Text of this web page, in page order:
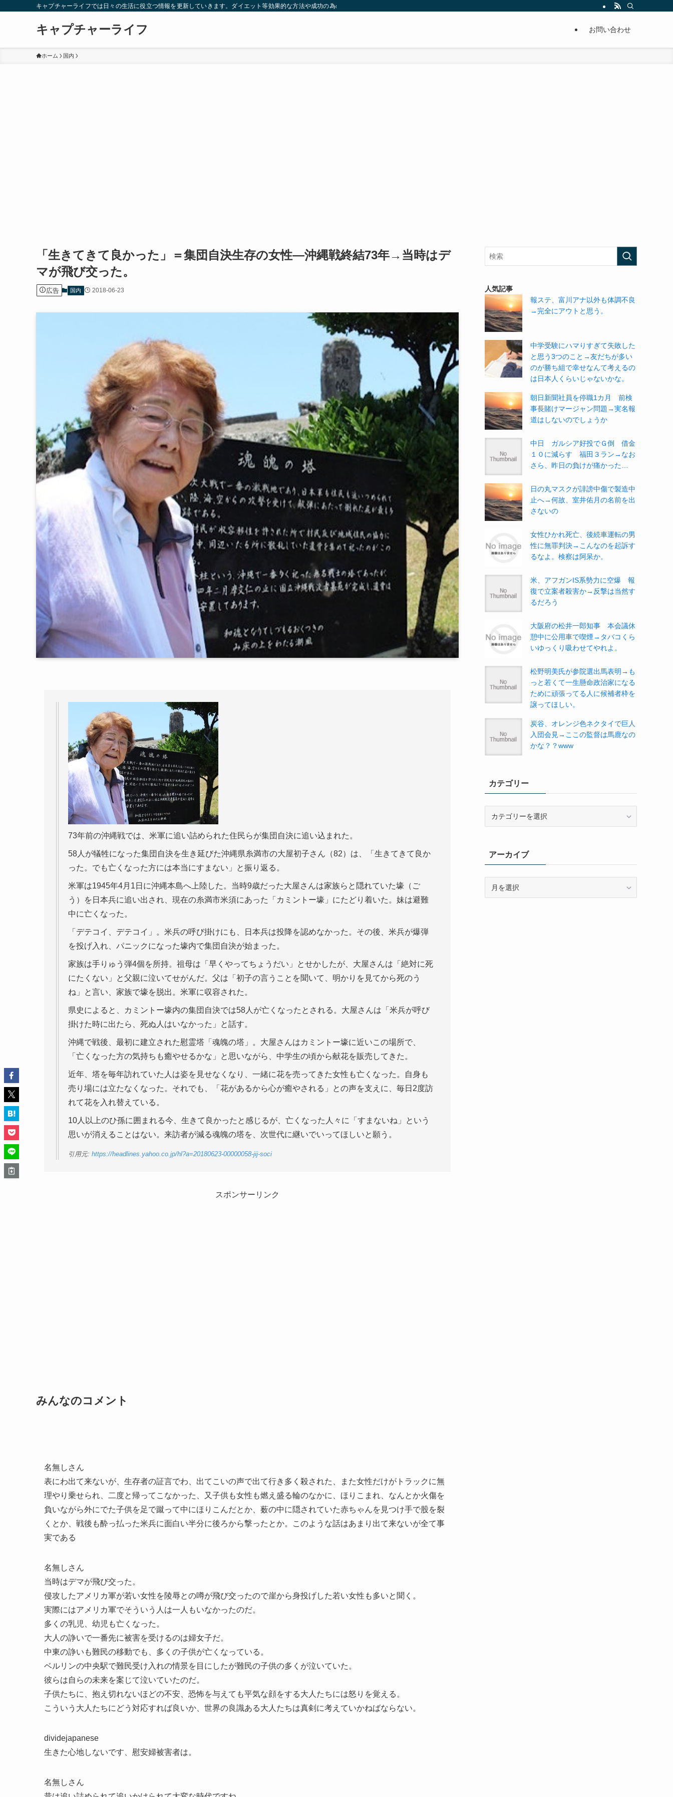
キャプチャーライフでは日々の生活に役立つ情報を更新していきます。ダイエット等効果的な方法や成功の為の秘訣等。太ったり悩んでいる方々が簡単に痩せることが出来るように分かりやすくまとめています。
キャプチャーライフ お問い合わせ
ホーム 国内
「生きてきて良かった」＝集団自決生存の女性―沖縄戦終結73年→当時はデ
マが飛び交った。
広告 国内 2018-06-23
73年前の沖縄戦では、米軍に追い詰められた住民らが集団自決に追い込まれた。
58人が犠牲になった集団自決を生き延びた沖縄県糸満市の大屋初子さん（82）は、「生きてきて良か
った。でも亡くなった方には本当にすまない」と振り返る。
米軍は1945年4月1日に沖縄本島へ上陸した。当時9歳だった大屋さんは家族らと隠れていた壕（ご
う）を日本兵に追い出され、現在の糸満市米須にあった「カミントー壕」にたどり着いた。妹は避難
中に亡くなった。
「デテコイ、デテコイ」。米兵の呼び掛けにも、日本兵は投降を認めなかった。その後、米兵が爆弾
を投げ入れ、パニックになった壕内で集団自決が始まった。
家族は手りゅう弾4個を所持。祖母は「早くやってちょうだい」とせかしたが、大屋さんは「絶対に死
にたくない」と父親に泣いてせがんだ。父は「初子の言うことを聞いて、明かりを見てから死のう
ね」と言い、家族で壕を脱出。米軍に収容された。
県史によると、カミントー壕内の集団自決では58人が亡くなったとされる。大屋さんは「米兵が呼び
掛けた時に出たら、死ぬ人はいなかった」と話す。
沖縄で戦後、最初に建立された慰霊塔「魂魄の塔」。大屋さんはカミントー壕に近いこの場所で、
「亡くなった方の気持ちも癒やせるかな」と思いながら、中学生の頃から献花を販売してきた。
近年、塔を毎年訪れていた人は姿を見せなくなり、一緒に花を売ってきた女性も亡くなった。自身も
売り場には立たなくなった。それでも、「花があるから心が癒やされる」との声を支えに、毎日2度訪
れて花を入れ替えている。
10人以上のひ孫に囲まれる今、生きて良かったと感じるが、亡くなった人々に「すまないね」という
思いが消えることはない。来訪者が減る魂魄の塔を、次世代に継いでいってほしいと願う。
引用元: https://headlines.yahoo.co.jp/hl?a=20180623-00000058-jij-soci
スポンサーリンク
みんなのコメント
名無しさん
表にわ出て来ないが、生存者の証言でわ、出てこいの声で出て行き多く殺された、また女性だけがトラックに無
理やり乗せられ、二度と帰ってこなかった、又子供も女性も燃え盛る輪のなかに、ほりこまれ、なんとか火傷を
負いながら外にでた子供を足で蹴って中にほりこんだとか、薮の中に隠されていた赤ちゃんを見つけ手で股を裂
くとか、戦後も酔っ払った米兵に面白い半分に後ろから撃ったとか。このような話はあまり出て来ないが全て事
実である
名無しさん
当時はデマが飛び交った。
侵攻したアメリカ軍が若い女性を陵辱との噂が飛び交ったので崖から身投げした若い女性も多いと聞く。
実際にはアメリカ軍でそういう人は一人もいなかったのだ。
多くの乳児、幼児も亡くなった。
大人の諍いで一番先に被害を受けるのは婦女子だ。
中東の諍いも難民の移動でも、多くの子供が亡くなっている。
ベルリンの中央駅で難民受け入れの情景を目にしたが難民の子供の多くが泣いていた。
彼らは自らの未来を案じて泣いていたのだ。
子供たちに、抱え切れないほどの不安、恐怖を与えても平気な顔をする大人たちには怒りを覚える。
こういう大人たちにどう対応すれば良いか、世界の良識ある大人たちは真剣に考えていかねばならない。
dividejapanese
生きた心地しないです、慰安婦被害者は。
名無しさん
人気記事
報ステ、富川アナ以外も体調不良
→完全にアウトと思う。
中学受験にハマりすぎて失敗した
と思う3つのこと→友だちが多い
のが勝ち組で幸せなんて考えるの
は日本人くらいじゃないかな。
朝日新聞社員を停職1カ月 前検
事長賭けマージャン問題→実名報
道はしないのでしょうか
中日 ガルシア好投でＧ倒 借金
１０に減らす 福田３ラン→なお
さら、昨日の負けが痛かった…
日の丸マスクが誹謗中傷で製造中
止へ→何故、室井佑月の名前を出
さないの
女性ひかれ死亡、後続車運転の男
性に無罪判決→こんなのを起訴す
るなよ。検察は阿呆か。
米、アフガンIS系勢力に空爆 報
復で立案者殺害か→反撃は当然す
るだろう
大阪府の松井一郎知事 本会議休
憩中に公用車で喫煙→タバコくら
いゆっくり吸わせてやれよ。
松野明美氏が参院選出馬表明→も
っと若くて一生懸命政治家になる
ために頑張ってる人に候補者枠を
譲ってほしい。
炭谷、オレンジ色ネクタイで巨人
入団会見→ここの監督は馬鹿なの
かな？？www
カテゴリー
ーアーカイブ